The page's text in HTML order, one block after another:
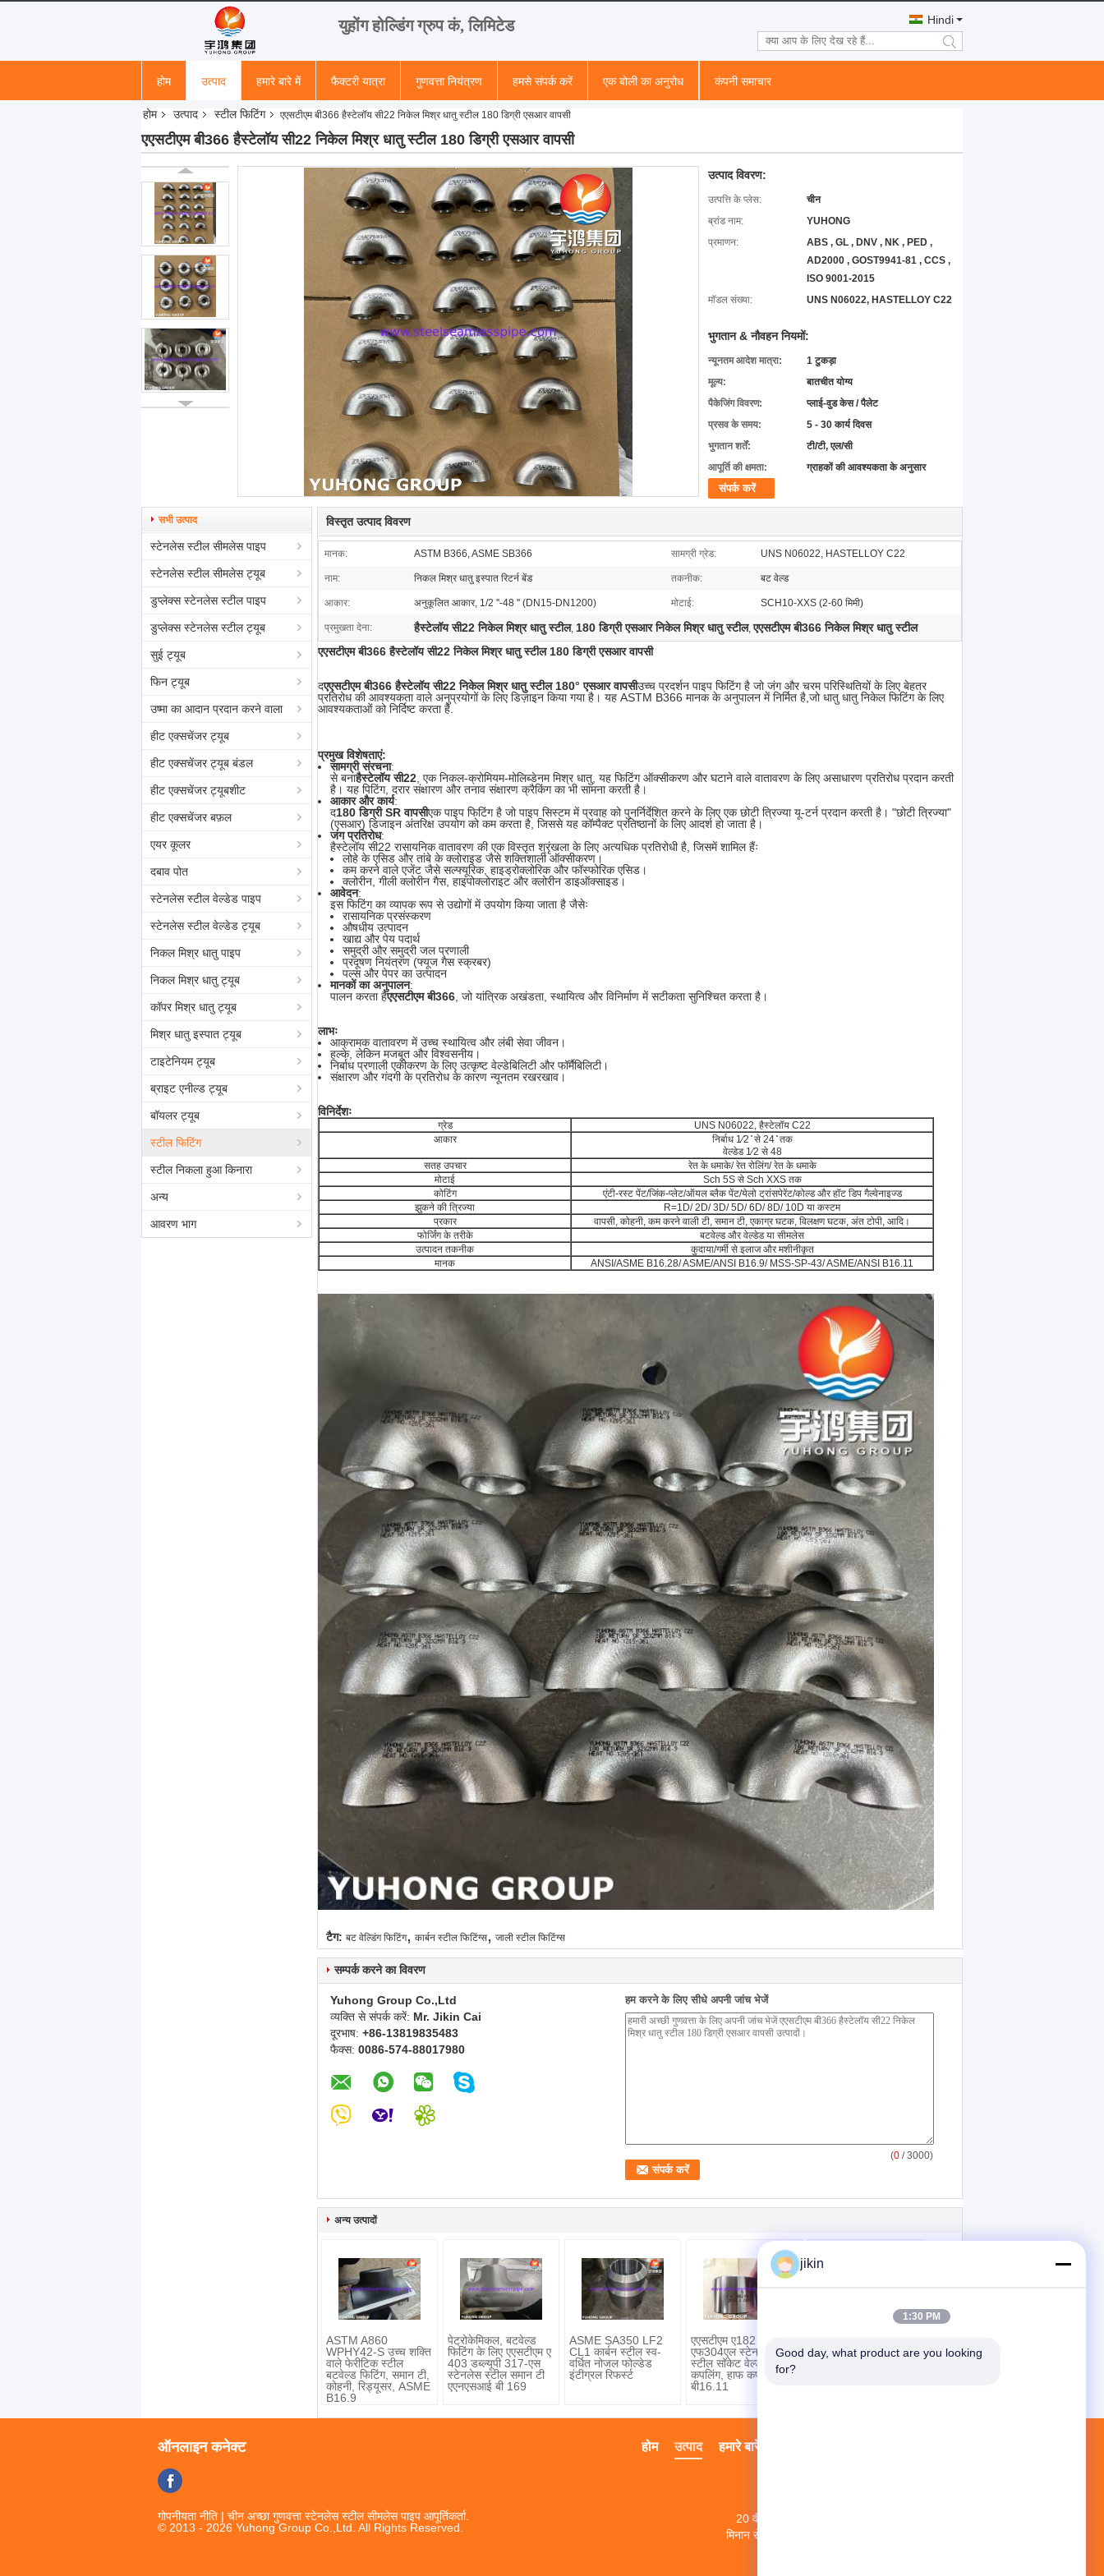
युहोंग होल्डिंग ग्रुप कं, लिमिटेड Hindi
search
होम उत्पाद हमारे बारे में फैक्टरी यात्रा गुणवत्ता नियंत्रण हमसे संपर्क करें एक बोली का अनुरोध कंपनी समाचार
होम उत्पाद स्टील फिटिंग एएसटीएम बी366 हैस्टेलॉय सी22 निकेल मिश्र धातु स्टील 180 डिग्री एसआर वापसी
एएसटीएम बी366 हैस्टेलॉय सी22 निकेल मिश्र धातु स्टील 180 डिग्री एसआर वापसी
उत्पाद विवरण:
उत्पत्ति के प्लेस:
चीन
ब्रांड नाम:
YUHONG
प्रमाणन:
ABS , GL , DNV , NK , PED ,
AD2000 , GOST9941-81 , CCS ,
ISO 9001-2015
मॉडल संख्या:
UNS N06022, HASTELLOY C22
भुगतान & नौवहन नियमों:
न्यूनतम आदेश मात्रा:
1 टुकड़ा
मूल्य:
बातचीत योग्य
पैकेजिंग विवरण:
प्लाई-वुड केस / पैलेट
प्रसव के समय:
5 - 30 कार्य दिवस
भुगतान शर्तें:
टी/टी, एल/सी
आपूर्ति की क्षमता:
ग्राहकों की आवश्यकता के अनुसार
संपर्क करें
सभी उत्पाद
स्टेनलेस स्टील सीमलेस पाइप
स्टेनलेस स्टील सीमलेस ट्यूब
डुप्लेक्स स्टेनलेस स्टील पाइप
डुप्लेक्स स्टेनलेस स्टील ट्यूब
सुई ट्यूब
फिन ट्यूब
उष्मा का आदान प्रदान करने वाला
हीट एक्सचेंजर ट्यूब
हीट एक्सचेंजर ट्यूब बंडल
हीट एक्सचेंजर ट्यूबशीट
हीट एक्सचेंजर बफ़ल
एयर कूलर
दबाव पोत
स्टेनलेस स्टील वेल्डेड पाइप
स्टेनलेस स्टील वेल्डेड ट्यूब
निकल मिश्र धातु पाइप
निकल मिश्र धातु ट्यूब
कॉपर मिश्र धातु ट्यूब
मिश्र धातु इस्पात ट्यूब
टाइटेनियम ट्यूब
ब्राइट एनील्ड ट्यूब
बॉयलर ट्यूब
स्टील फिटिंग
स्टील निकला हुआ किनारा
अन्य
आवरण भाग
विस्तृत उत्पाद विवरण
मानक: ASTM B366, ASME SB366 सामग्री ग्रेड: UNS N06022, HASTELLOY C22
नाम: निकल मिश्र धातु इस्पात रिटर्न बेंड तकनीक: बट वेल्ड
आकार: अनुकूलित आकार, 1/2 ''-48 '' (DN15-DN1200) मोटाई: SCH10-XXS (2-60 मिमी)
प्रमुखता देना: हैस्टेलॉय सी22 निकेल मिश्र धातु स्टील, 180 डिग्री एसआर निकेल मिश्र धातु स्टील,एएसटीएम बी366 निकेल मिश्र धातु स्टील
एएसटीएम बी366 हैस्टेलॉय सी22 निकेल मिश्र धातु स्टील 180 डिग्री एसआर वापसी
दएएसटीएम बी366 हैस्टेलॉय सी22 निकेल मिश्र धातु स्टील 180° एसआर वापसीउच्च प्रदर्शन पाइप फिटिंग है जो जंग और चरम परिस्थितियों के लिए बेहतर
प्रतिरोध की आवश्यकता वाले अनुप्रयोगों के लिए डिज़ाइन किया गया है। यह ASTM B366 मानक के अनुपालन में निर्मित है,जो धातु धातु निकेल फिटिंग के लिए
आवश्यकताओं को निर्दिष्ट करता है.
प्रमुख विशेषताएं:
सामग्री संरचना:
से बनाहैस्टेलॉय सी22 , एक निकल-क्रोमियम-मोलिब्डेनम मिश्र धातु, यह फिटिंग ऑक्सीकरण और घटाने वाले वातावरण के लिए असाधारण प्रतिरोध प्रदान करती
है। यह पिटिंग, दरार संक्षारण और तनाव संक्षारण क्रैकिंग का भी सामना करती है।
आकार और कार्य:
द180 डिग्री SR वापसीएक पाइप फिटिंग है जो पाइप सिस्टम में प्रवाह को पुनर्निर्देशित करने के लिए एक छोटी त्रिज्या यू-टर्न प्रदान करती है। "छोटी त्रिज्या"
(एसआर) डिजाइन अंतरिक्ष उपयोग को कम करता है, जिससे यह कॉम्पैक्ट प्रतिष्ठानों के लिए आदर्श हो जाता है।
जंग प्रतिरोध:
हैस्टेलॉय सी22 रासायनिक वातावरण की एक विस्तृत श्रृंखला के लिए अत्यधिक प्रतिरोधी है, जिसमें शामिल हैंः
लोहे के एसिड और तांबे के क्लोराइड जैसे शक्तिशाली ऑक्सीकरण।
कम करने वाले एजेंट जैसे सल्फ्यूरिक, हाइड्रोक्लोरिक और फॉस्फोरिक एसिड।
क्लोरीन, गीली क्लोरीन गैस, हाइपोक्लोराइट और क्लोरीन डाइऑक्साइड।
आवेदन:
इस फिटिंग का व्यापक रूप से उद्योगों में उपयोग किया जाता है जैसेः
रासायनिक प्रसंस्करण
औषधीय उत्पादन
खाद्य और पेय पदार्थ
समुद्री और समुद्री जल प्रणाली
प्रदूषण नियंत्रण (फ्यूज गैस स्क्रबर)
पल्स और पेपर का उत्पादन
मानकों का अनुपालन:
पालन करता हैएएसटीएम बी366 , जो यांत्रिक अखंडता, स्थायित्व और विनिर्माण में सटीकता सुनिश्चित करता है।
लाभः
आक्रामक वातावरण में उच्च स्थायित्व और लंबी सेवा जीवन।
हल्के, लेकिन मजबूत और विश्वसनीय।
निर्बाध प्रणाली एकीकरण के लिए उत्कृष्ट वेल्डेबिलिटी और फॉर्मैबिलिटी।
संक्षारण और गंदगी के प्रतिरोध के कारण न्यूनतम रखरखाव।
विनिर्देशः
ग्रेड
UNS N06022, हैस्टेलॉय C22
आकार
निर्बाध 1⁄2 ̊ से 24 ̊ तक
वेल्डेड 1⁄2 से 48
सतह उपचार
रेत के धमाके/ रेत रोलिंग/ रेत के धमाके
मोटाई
Sch 5S से Sch XXS तक
कोटिंग
एंटी-रस्ट पेंट/जिंक-प्लेट/ऑयल ब्लैक पेंट/येलो ट्रांसपेरेंट/कोल्ड और हॉट डिप गैल्वेनाइज्ड
झुकने की त्रिज्या
R=1D/ 2D/ 3D/ 5D/ 6D/ 8D/ 10D या कस्टम
प्रकार
वापसी, कोहनी, कम करने वाली टी, समान टी, एकाग्र घटक, विलक्षण घटक, अंत टोपी, आदि।
फोर्जिंग के तरीके
बटवेल्ड और वेल्डेड या सीमलेस
उत्पादन तकनीक
कुदाया/गर्मी से इलाज और मशीनीकृत
मानक
ANSI/ASME B16.28/ ASME/ANSI B16.9/ MSS-SP-43/ ASME/ANSI B16.11
टैग: बट वेल्डिंग फिटिंग, कार्बन स्टील फिटिंग्स, जाली स्टील फिटिंग्स
सम्पर्क करने का विवरण
Yuhong Group Co.,Ltd
व्यक्ति से संपर्क करें: Mr. Jikin Cai
दूरभाष: +86-13819835483
फैक्स: 0086-574-88017980
हम करने के लिए सीधे अपनी जांच भेजें
(0 / 3000)
अन्य उत्पादों
ASTM A860
WPHY42-S उच्च शक्ति
वाले फेरीटिक स्टील
बटवेल्ड फिटिंग, समान टी,
कोहनी, रिड्यूसर, ASME
B16.9
पेट्रोकेमिकल, बटवेल्ड
फिटिंग के लिए एएसटीएम ए
403 डब्ल्यूपी 317-एस
स्टेनलेस स्टील समान टी
एएनएसआई बी 169
ASME SA350 LF2
CL1 कार्बन स्टील स्व-
वर्धित नोजल फोल्डेड
इंटीग्रल रिफर्स्ट
एएसटीएम ए182 एफ304,
एफ304एल स्टेनलेस
स्टील सॉकेट वेल्ड फुल
कपलिंग, हाफ कपलिंग
बी16.11
पाइप फिटिंग ASTM
B366 UNS N10675,
ऑनलाइन कनेक्ट हमारे बारे में
उत्पाद
होम
गोपनीयता नीति | चीन अच्छा गुणवत्ता स्टेनलेस स्टील सीमलेस पाइप आपूर्तिकर्ता.
© 2013 - 2026 Yuhong Group Co.,Ltd. All Rights Reserved.
20 वीं मंजिल, नंबर 1 नई दुनिया इमारत, नंबर 1018
मिनान रोड, यिनझोउ जिले, निंगबो शहर, झेजियांग प्रांत,
jikin
1:30 PM
Good day, what product are you looking
for?